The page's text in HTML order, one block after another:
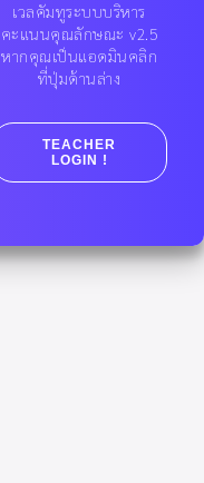
เวลคัมทูระบบบริหาร
คะแนนคุณลักษณะ v2.5
หากคุณเป็นแอดมินคลิก
ที่ปุ่มด้านล่าง
TEACHER
LOGIN !